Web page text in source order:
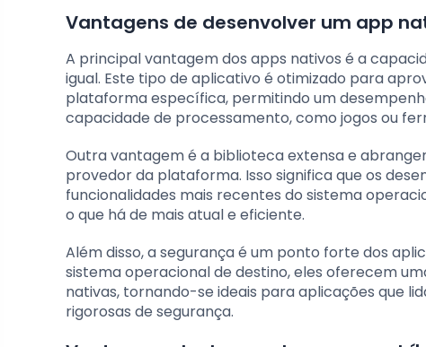
Vantagens de desenvolver um app
A principal vantagem dos apps nativos é a
igual. Este tipo de aplicativo é otimizado para
plataforma específica, permitindo um
capacidade de processamento, como jogos ou
Outra vantagem é a biblioteca extensa e
provedor da plataforma. Isso significa que os
funcionalidades mais recentes do sistema
o que há de mais atual e eficiente.
Além disso, a segurança é um ponto forte dos
sistema operacional de destino, eles oferecem
nativas, tornando-se ideais para aplicações que
rigorosas de segurança.